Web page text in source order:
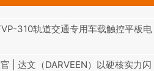
310轨道交通专用车载触控平板电
| 达文（DARVEEN）以硬核实力闪